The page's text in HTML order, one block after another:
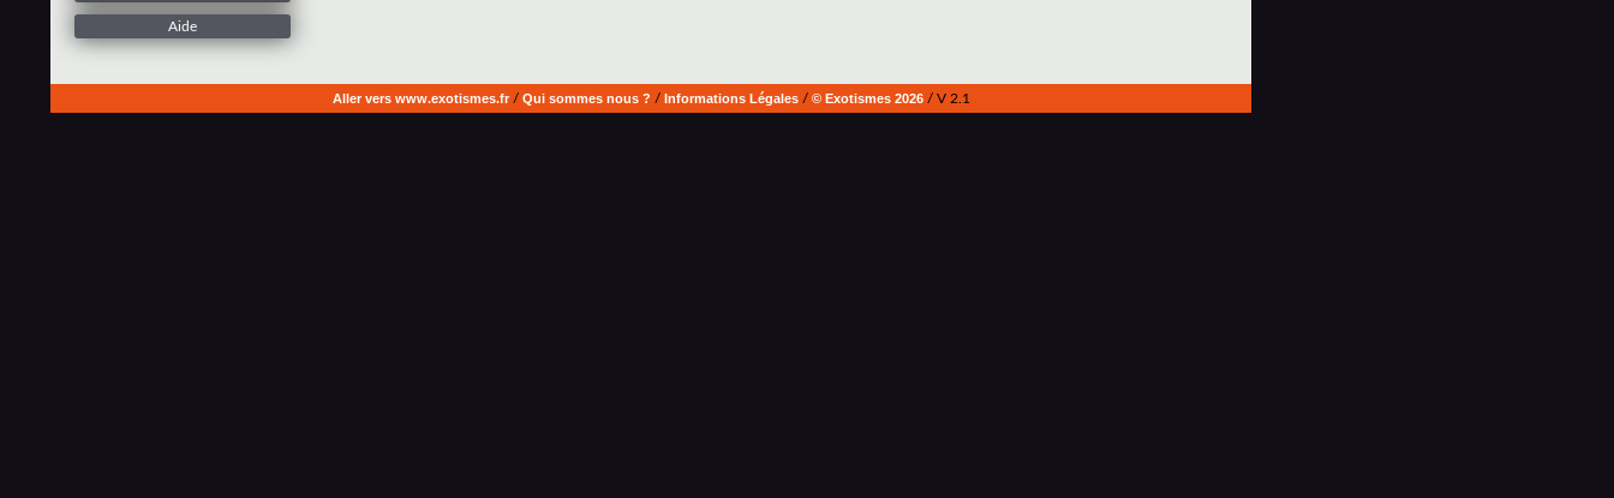
Aide
Aller vers www.exotismes.fr/ Qui sommes nous ? / Informations Légales/ © Exotismes 2026/ V 2.1